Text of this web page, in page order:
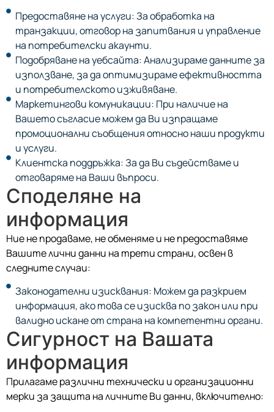
Предоставяне на услуги: За обработка на
транзакции, отговор на запитвания и управление
на потребителски акаунти.
Подобряване на уебсайта: Анализираме данните за
използване, за да оптимизираме ефективността
и потребителското изживяване.
Маркетингови комуникации: При наличие на
Вашето съгласие можем да Ви изпращаме
промоционални съобщения относно наши продукти
и услуги.
Клиентска поддръжка: За да Ви съдействаме и
отговаряме на Ваши въпроси.
Споделяне на
информация
Ние не продаваме, не обменяме и не предоставяме
Вашите лични данни на трети страни, освен в
следните случаи:
Законодателни изисквания: Можем да разкрием
информация, ако това се изисква по закон или при
валидно искане от страна на компетентни органи.
Сигурност на Вашата
информация
Прилагаме различни технически и организационни
мерки за защита на личните Ви данни, включително: